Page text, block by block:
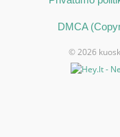
DMCA
© 2026